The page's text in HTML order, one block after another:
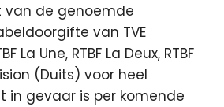
van de genoemde
van TVE
La Une, RTBF La Deux, RTBF
(Duits) voor heel
in gevaar is per komende